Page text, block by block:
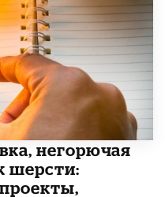
негорючая
шерсти: